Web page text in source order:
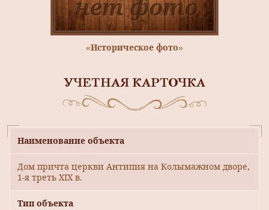
«Историческое фото»
УЧЕТНАЯ КАРТОЧКА
Наименование объекта
Дом причта церкви Антипия на Колымажном дворе,
1-я треть XIX в.
Тип объекта